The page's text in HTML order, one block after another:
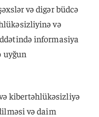
və digər büdcə
və
informasiya
uyğun
kibertəhlükəsizliyə
və daim